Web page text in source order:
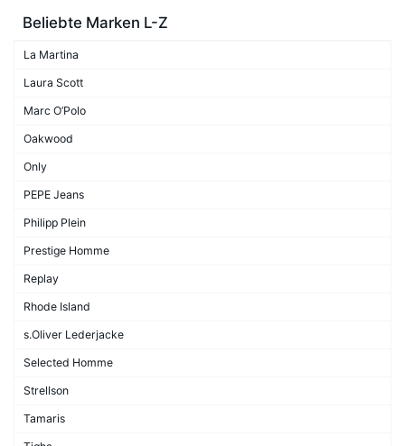
Beliebte Marken L-Z
La Martina
Laura Scott
Marc O’Polo
Oakwood
Only
PEPE Jeans
Philipp Plein
Prestige Homme
Replay
Rhode Island
s.Oliver Lederjacke
Selected Homme
Strellson
Tamaris